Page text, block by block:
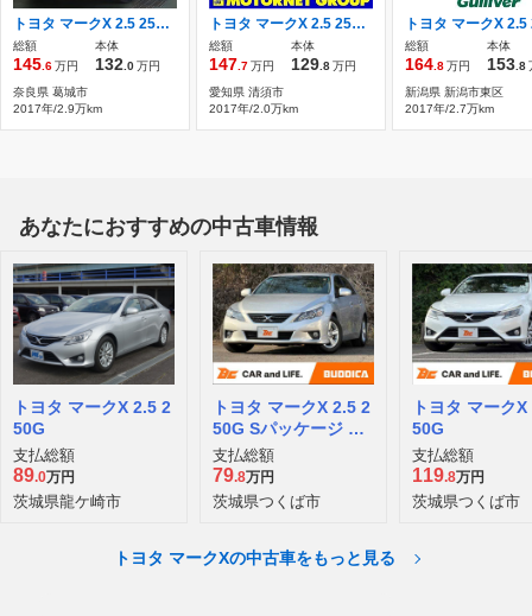
トヨタ マークX 2.5 250G 電動シート スマートキー オートエアコン
総額
145 .6万円
本体
132 .0万円
奈良県 葛城市
2017年/2.9万km
トヨタ マークX 2.5 250G 衝突軽減装置 追従クルコン 純正ナビ
総額
147 .7万円
本体
129 .8万円
愛知県 清須市
2017年/2.0万km
総額
164 .8万円
本体
153 .8
新潟県 新潟市東区
2017年/2.7万km
あなたにおすすめの中古車情報
トヨタ マークX 2.5 2
50G
支払総額
89.0万円
茨城県龍ケ崎市
トヨタ マークX 2.5 2
50G Sパッケージ リ
ラックスセレクショ
ン
支払総額
79.8万円
茨城県つくば市
トヨタ マーク
50G
支払総額
119.8万円
茨城県つくば市
トヨタ マークXの中古車をもっと見る